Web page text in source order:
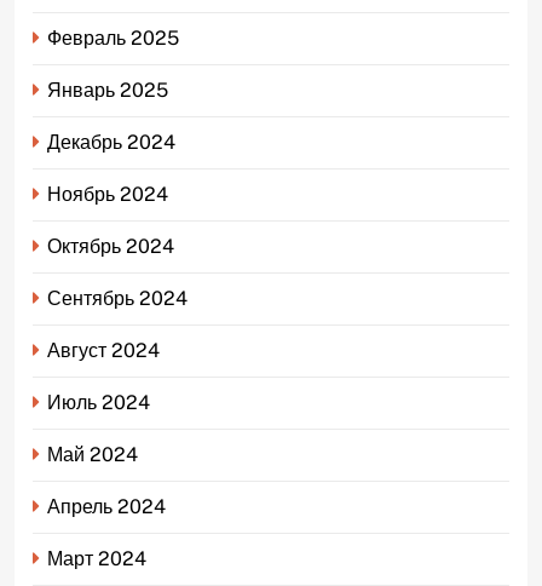
Февраль 2025
Январь 2025
Декабрь 2024
Ноябрь 2024
Октябрь 2024
Сентябрь 2024
Август 2024
Июль 2024
Май 2024
Апрель 2024
Март 2024